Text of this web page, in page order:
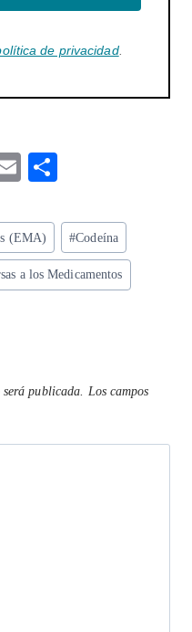
de privacidad.
E
ai
l
re
(EMA) #Codeína
a los Medicamentos
publicada.
Los campos